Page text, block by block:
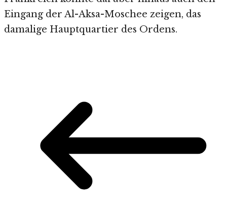
Eingang der Al-Aksa-Moschee zeigen, das
damalige Hauptquartier des Ordens.